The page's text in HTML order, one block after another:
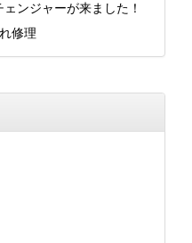
ンジャーが来ました！
修理